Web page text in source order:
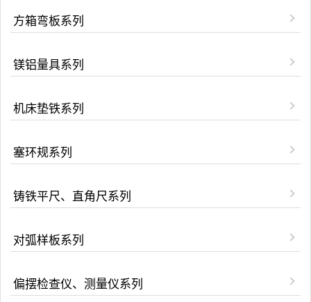
方箱弯板系列
镁铝量具系列
机床垫铁系列
塞环规系列
铸铁平尺、直角尺系列
对弧样板系列
偏摆检查仪、测量仪系列